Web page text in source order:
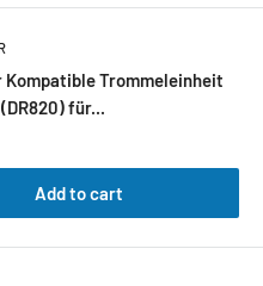
Kompatible Trommeleinheit
für...
Add to cart